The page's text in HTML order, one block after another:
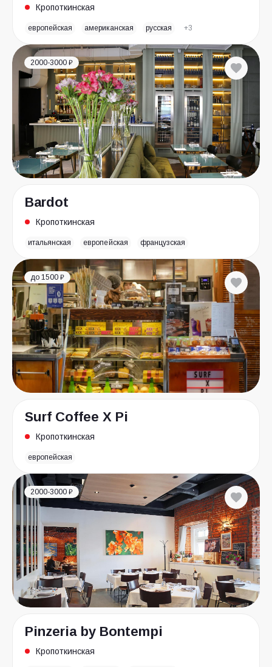
Кропоткинская
европейская американская русская +3
2000-3000 ₽
Bardot
Кропоткинская
итальянская европейская французская
до 1500 ₽
Surf Coffee X Pi
Кропоткинская
европейская
2000-3000 ₽
Pinzeria by Bontempi
Кропоткинская